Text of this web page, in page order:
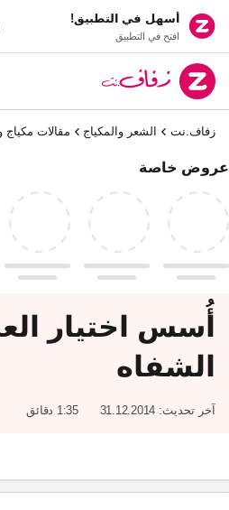
أسهل في التطبيق!
افتح في التطبيق
زفاف.نت الشعر والمكياج مقالات
عروض خاصة
أُسس اختيار
الشفاه
آخر تحديث: 1:35 دقائق